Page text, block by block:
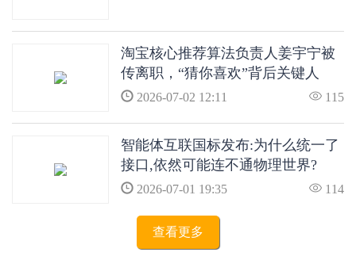
淘宝核心推荐算法负责人姜宇宁被
传离职，“猜你喜欢”背后关键人
物、P10级算法专家告别阿里
2026-07-02 12:11 115
智能体互联国标发布:为什么统一了
接口,依然可能连不通物理世界?
2026-07-01 19:35 114
查看更多